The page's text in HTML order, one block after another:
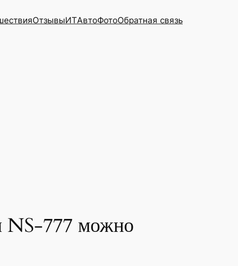
ОтзывыИТАвтоФотоОбратная связь
NS-777 можно